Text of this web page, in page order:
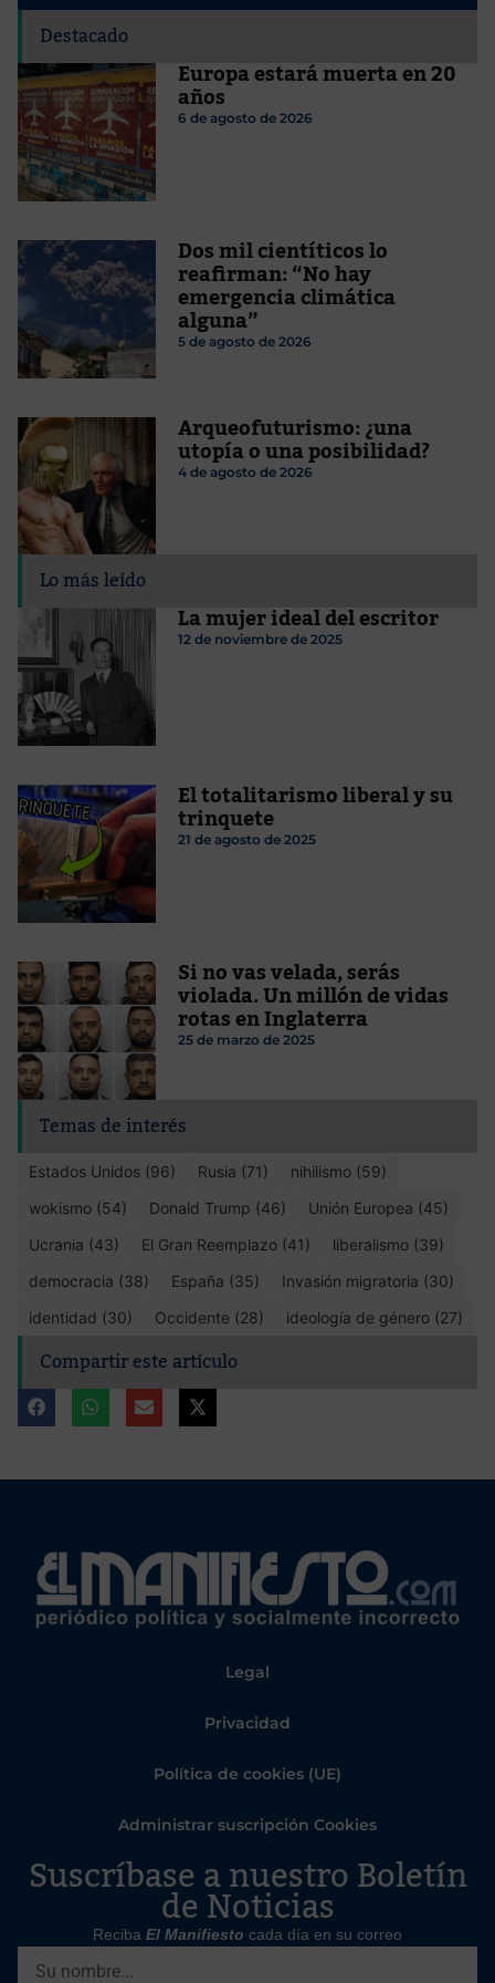
Destacado
Europa estará muerta en 20
años
6 de agosto de 2026
Dos mil cientíticos lo
reafirman: “No hay
emergencia climática
alguna”
5 de agosto de 2026
Arqueofuturismo: ¿una
utopía o una posibilidad?
4 de agosto de 2026
Lo más leído
La mujer ideal del escritor
12 de noviembre de 2025
El totalitarismo liberal y su
trinquete
21 de agosto de 2025
Si no vas velada, serás
violada. Un millón de vidas
rotas en Inglaterra
25 de marzo de 2025
Temas de interés
Estados Unidos (96) Rusia (71)
nihilismo (59)
wokismo (54)
Donald Trump (46)
Unión Europea (45)
Ucrania (43)
El Gran Reemplazo (41)
liberalismo (39)
democracia (38)
España (35)
Invasión migratoria (30)
identidad (30)
Occidente (28) ideología de género (27)
Compartir este artículo
Legal
Privacidad
Política de cookies (UE)
Administrar suscripción Cookies
Suscríbase a nuestro Boletín
de Noticias
Reciba El Manifiesto cada día en su correo